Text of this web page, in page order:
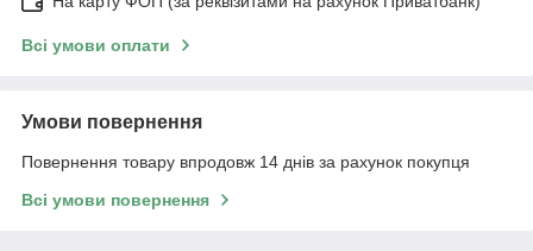
Всі умови оплати
Умови повернення
Повернення товару впродовж 14 днів за рахунок покупця
Всі умови повернення